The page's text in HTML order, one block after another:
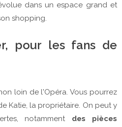
dans un espace grand et
shopping.
pour les fans de
loin de l'Opéra. Vous pourrez
Katie, la propriétaire. On peut y
notamment des pièces